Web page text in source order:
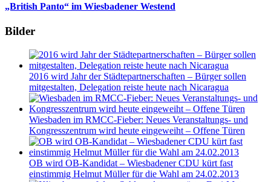
„British Panto“ im Wiesbadener Westend
Bilder
2016 wird Jahr der Städtepartnerschaften – Bürger sollen
mitgestalten, Delegation reiste heute nach Nicaragua
Wiesbaden im RMCC-Fieber: Neues Veranstaltungs- und
Kongresszentrum wird heute eingeweiht – Offene Türen
OB wird OB-Kandidat – Wiesbadener CDU kürt fast
einstimmig Helmut Müller für die Wahl am 24.02.2013